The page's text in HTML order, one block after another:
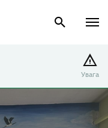
Увага